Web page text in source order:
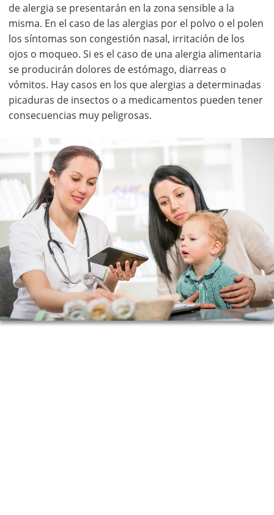
de alergia se presentarán en la zona sensible a la
misma. En el caso de las alergias por el polvo o el polen
los síntomas son congestión nasal, irritación de los
ojos o moqueo. Si es el caso de una alergia alimentaria
se producirán dolores de estómago, diarreas o
vómitos. Hay casos en los que alergias a determinadas
picaduras de insectos o a medicamentos pueden tener
consecuencias muy peligrosas.